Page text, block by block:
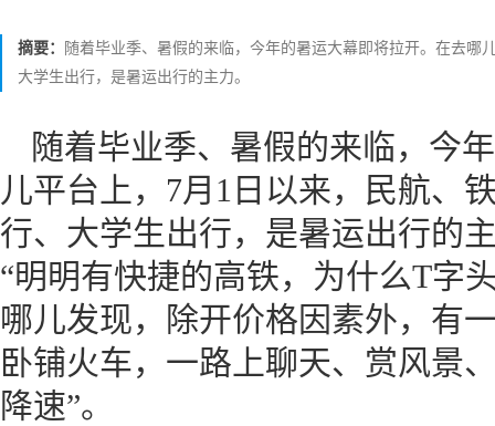
摘要：
随着毕业季、暑假的来临，今年的暑运大幕即将拉开。在去哪
大学生出行，是暑运出行的主力。
随着毕业季、暑假的来临，今
儿平台上，7月1日以来，民航、
行、大学生出行，是暑运出行的
“明明有快捷的高铁，为什么T字
哪儿发现，除开价格因素外，有
卧铺火车，一路上聊天、赏风景
降速”。